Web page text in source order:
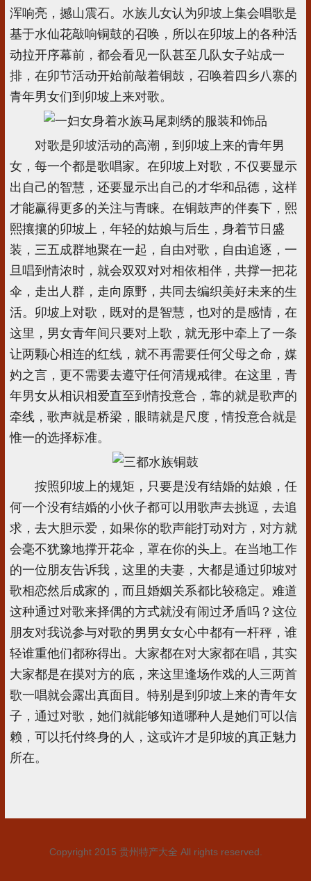
浑响亮，撼山震石。水族儿女认为卯坡上集会唱歌是
基于水仙花敲响铜鼓的召唤，所以在卯坡上的各种活
动拉开序幕前，都会看见一队甚至几队女子站成一
排，在卯节活动开始前敲着铜鼓，召唤着四乡八寨的
青年男女们到卯坡上来对歌。
对歌是卯坡活动的高潮，到卯坡上来的青年男
女，每一个都是歌唱家。在卯坡上对歌，不仅要显示
出自己的智慧，还要显示出自己的才华和品德，这样
才能赢得更多的关注与青睐。在铜鼓声的伴奏下，熙
熙攘攘的卯坡上，年轻的姑娘与后生，身着节日盛
装，三五成群地聚在一起，自由对歌，自由追逐，一
旦唱到情浓时，就会双双对对相依相伴，共撑一把花
伞，走出人群，走向原野，共同去编织美好未来的生
活。卯坡上对歌，既对的是智慧，也对的是感情，在
这里，男女青年间只要对上歌，就无形中牵上了一条
让两颗心相连的红线，就不再需要任何父母之命，媒
妁之言，更不需要去遵守任何清规戒律。在这里，青
年男女从相识相爱直至到情投意合，靠的就是歌声的
牵线，歌声就是桥梁，眼睛就是尺度，情投意合就是
惟一的选择标准。
按照卯坡上的规矩，只要是没有结婚的姑娘，任
何一个没有结婚的小伙子都可以用歌声去挑逗，去追
求，去大胆示爱，如果你的歌声能打动对方，对方就
会毫不犹豫地撑开花伞，罩在你的头上。在当地工作
的一位朋友告诉我，这里的夫妻，大都是通过卯坡对
歌相恋然后成家的，而且婚姻关系都比较稳定。难道
这种通过对歌来择偶的方式就没有闹过矛盾吗？这位
朋友对我说参与对歌的男男女女心中都有一杆秤，谁
轻谁重他们都称得出。大家都在对大家都在唱，其实
大家都是在摸对方的底，来这里逢场作戏的人三两首
歌一唱就会露出真面目。特别是到卯坡上来的青年女
子，通过对歌，她们就能够知道哪种人是她们可以信
赖，可以托付终身的人，这或许才是卯坡的真正魅力
所在。
Copyright 2015 贵州特产大全 All rights reserved.